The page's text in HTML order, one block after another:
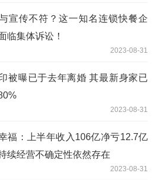
宣传不符？这一知名连锁快餐企
临集体诉讼！
2023-08-31
被曝已于去年离婚 其最新身家已
2023-08-31
福：上半年收入106亿净亏12.7亿
续经营不确定性依然存在
2023-08-31